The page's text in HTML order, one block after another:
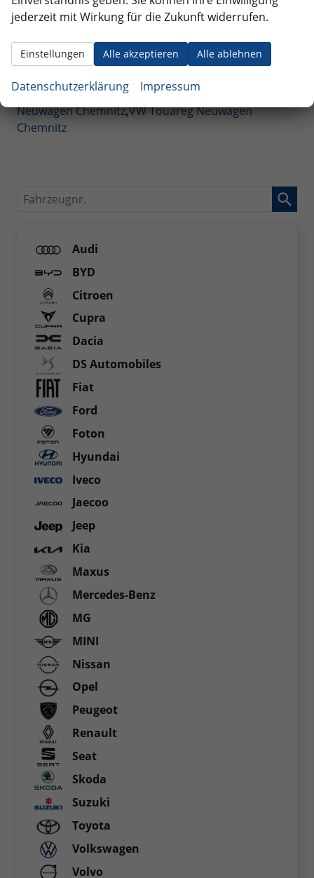
VW Caddy Neuwagen Chemnitz
VW Crafter
Neuwagen Chemnitz
Chemnitz,VW Passat Neuwagen Chemnitz,VW Polo
Neuwagen Chemnitz,VW T-Cross Neuwagen
California Neuwagen Chemnitz,VW Tiguan
Neuwagen Chemnitz,VW Touareg Neuwagen
Chemnitz
Fahrzeugnr.
Audi
BYD
Citroen
Cupra
Dacia
DS Automobiles
Fiat
Ford
Foton
Hyundai
Iveco
Jaecoo
Jeep
Kia
Maxus
Mercedes-Benz
MG
MINI
Nissan
Opel
Peugeot
Renault
Seat
Skoda
Suzuki
Toyota
Volkswagen
Volvo
jederzeit mit Wirkung für die Zukunft widerrufen.
Alle akzeptieren Alle ablehnen
Einstellungen
Datenschutzerklärung Impressum